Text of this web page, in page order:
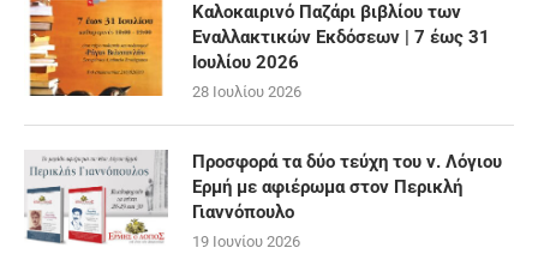
Καλοκαιρινό Παζάρι βιβλίου των
Εναλλακτικών Εκδόσεων | 7 έως 31
Ιουλίου 2026
28 Ιουλίου 2026
Προσφορά τα δύο τεύχη του ν. Λόγιου
Ερμή με αφιέρωμα στον Περικλή
Γιαννόπουλο
19 Ιουνίου 2026